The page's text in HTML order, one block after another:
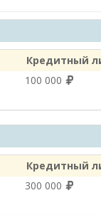
Кредитный
100 000
Кредитный
300 000